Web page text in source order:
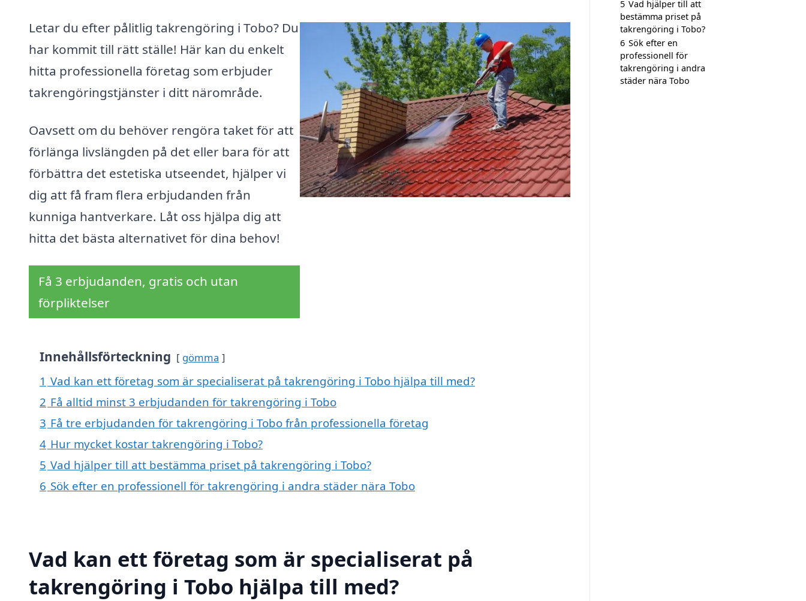
Letar du efter pålitlig takrengöring i Tobo? Du
har kommit till rätt ställe! Här kan du enkelt
hitta professionella företag som erbjuder
takrengöringstjänster i ditt närområde.
Oavsett om du behöver rengöra taket för att
förlänga livslängden på det eller bara för att
förbättra det estetiska utseendet, hjälper vi
dig att få fram flera erbjudanden från
kunniga hantverkare. Låt oss hjälpa dig att
hitta det bästa alternativet för dina behov!
Få 3 erbjudanden, gratis och utan
förpliktelser
Innehållsförteckning gömma
1 Vad kan ett företag som är specialiserat på takrengöring i Tobo hjälpa till med?
2 Få alltid minst 3 erbjudanden för takrengöring i Tobo
3 Få tre erbjudanden för takrengöring i Tobo från professionella företag
4 Hur mycket kostar takrengöring i Tobo?
5 Vad hjälper till att bestämma priset på takrengöring i Tobo?
6 Sök efter en professionell för takrengöring i andra städer nära Tobo
Vad kan ett företag som är specialiserat på
takrengöring i Tobo hjälpa till med?
5 Vad hjälper till att
bestämma priset på
takrengöring i Tobo?
6 Sök efter en
professionell för
takrengöring i andra
städer nära Tobo